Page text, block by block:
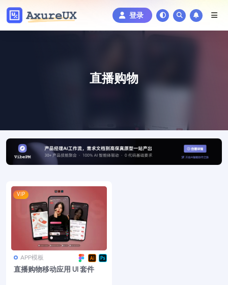
登录
直播购物
VIP
APP模板
直播购物移动应用 UI 套件